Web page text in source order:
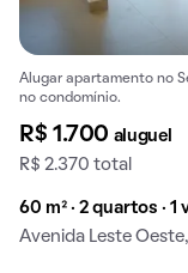
Alugar apartamento no
no condomínio.
R$ 1.700 aluguel
R$ 2.370 total
60 m² · 2 quartos · 1
Avenida Leste